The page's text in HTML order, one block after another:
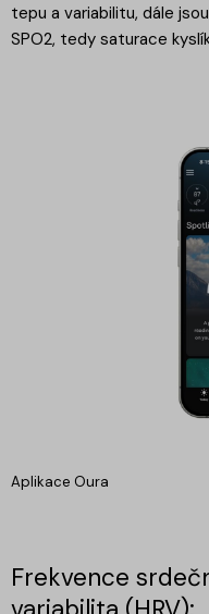
tepu a variabilitu, dále
SPO2, tedy saturace
Aplikace Oura
Frekvence